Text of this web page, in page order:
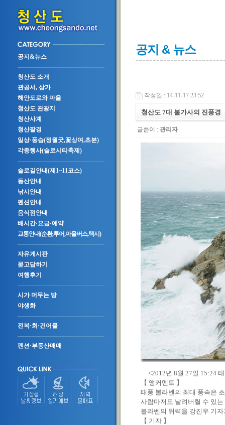
공지&뉴스
청산도 소개
관공서, 상가
해안도로와 마을
청산도 관광지
청산사계
청산팔경
일상·풍습(정월굿,꽃상여,초분)
각종행사(슬로시티축제)
슬로길안내(제1~11코스)
등산안내
낚시안내
펜션안내
음식점안내
배시간·요금·예약
교통안내(순환,투어,마을버스,택시)
자유게시판
묻고답하기
여행후기
시가 머무는 방
야생화
전복·회·건어물
펜션·부동산매매
공지 & 뉴스
작성일 : 14-11-17 23:52
청산도 7대 불가사의 진풍경
글쓴이 : 관리자
<2012년 8월 27일 15:24
【 앵커멘트 】
태풍 볼라벤의 최대 풍속은
사람마저도 날려버릴 수 있
볼라벤의 위력을 강진우 기
【 기자 】